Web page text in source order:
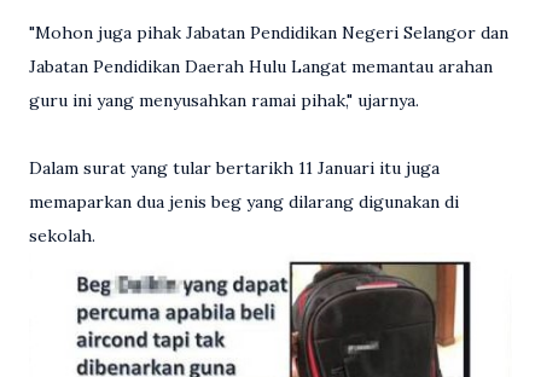
"Mohon juga pihak Jabatan Pendidikan Negeri Selangor dan
Jabatan Pendidikan Daerah Hulu Langat memantau arahan
guru ini yang menyusahkan ramai pihak," ujarnya.
Dalam surat yang tular bertarikh 11 Januari itu juga
memaparkan dua jenis beg yang dilarang digunakan di
sekolah.